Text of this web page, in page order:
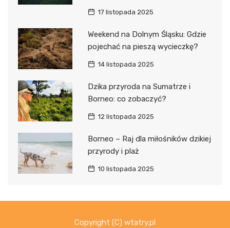
17 listopada 2025
Weekend na Dolnym Śląsku: Gdzie
pojechać na pieszą wycieczkę?
14 listopada 2025
Dzika przyroda na Sumatrze i
Borneo: co zobaczyć?
12 listopada 2025
Borneo – Raj dla miłośników dzikiej
przyrody i plaż
10 listopada 2025
Copyright (C) wtatry.pl